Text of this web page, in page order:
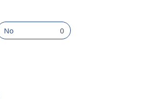
No 0